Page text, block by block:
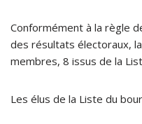
Conformément à la règle
des résultats électoraux,
membres, 8 issus de la
Les élus de la Liste du